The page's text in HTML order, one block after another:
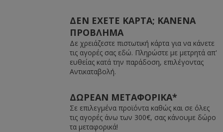
ΔΕΝ ΕΧΕΤΕ ΚΑΡΤΑ; ΚΑΝΕΝΑ
ΠΡΟΒΛΗΜΑ
Δε χρειάζεστε πιστωτική κάρτα για να κάνετε
τις αγορές σας εδώ. Πληρώστε με μετρητά απ'
ευθείας κατά την παράδοση, επιλέγοντας
Αντικαταβολή.
ΔΩΡΕΑΝ ΜΕΤΑΦΟΡΙΚΑ*
Σε επιλεγμένα προϊόντα καθώς και σε όλες
τις αγορές άνω των 300€, σας κάνουμε δώρο
τα μεταφορικά!